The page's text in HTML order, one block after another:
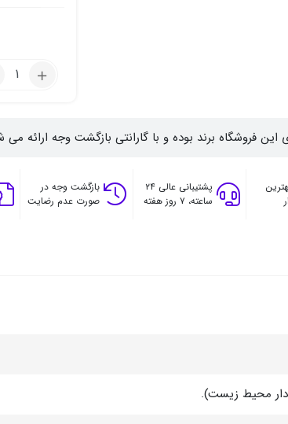
تعداد:
این فروشگاه برند بوده و با گارانتی بازگشت وجه ارائه می
پشتیبانی عالی ۲۴
ساعته، ۷ روز هفته
بازگشت وجه در
صورت عدم رضایت